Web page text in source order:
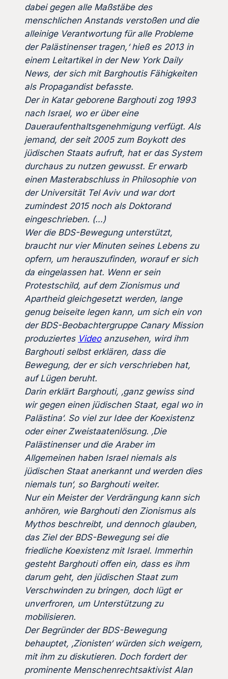
dabei gegen alle Maßstäbe des
menschlichen Anstands verstoßen und die
alleinige Verantwortung für alle Probleme
der Palästinenser tragen,‘ hieß es 2013 in
einem Leitartikel in der New York Daily
News, der sich mit Barghoutis Fähigkeiten
als Propagandist befasste.
Der in Katar geborene Barghouti zog 1993
nach Israel, wo er über eine
Daueraufenthaltsgenehmigung verfügt. Als
jemand, der seit 2005 zum Boykott des
jüdischen Staats aufruft, hat er das System
durchaus zu nutzen gewusst. Er erwarb
einen Masterabschluss in Philosophie von
der Universität Tel Aviv und war dort
zumindest 2015 noch als Doktorand
eingeschrieben. (…)
Wer die BDS-Bewegung unterstützt,
braucht nur vier Minuten seines Lebens zu
opfern, um herauszufinden, worauf er sich
da eingelassen hat. Wenn er sein
Protestschild, auf dem Zionismus und
Apartheid gleichgesetzt werden, lange
genug beiseite legen kann, um sich ein von
der BDS-Beobachtergruppe Canary Mission
produziertes Videoanzusehen, wird ihm
Barghouti selbst erklären, dass die
Bewegung, der er sich verschrieben hat,
auf Lügen beruht.
Darin erklärt Barghouti, ‚ganz gewiss sind
wir gegen einen jüdischen Staat, egal wo in
Palästina‘. So viel zur Idee der Koexistenz
oder einer Zweistaatenlösung. ‚Die
Palästinenser und die Araber im
Allgemeinen haben Israel niemals als
jüdischen Staat anerkannt und werden dies
niemals tun‘, so Barghouti weiter.
Nur ein Meister der Verdrängung kann sich
anhören, wie Barghouti den Zionismus als
Mythos beschreibt, und dennoch glauben,
das Ziel der BDS-Bewegung sei die
friedliche Koexistenz mit Israel. Immerhin
gesteht Barghouti offen ein, dass es ihm
darum geht, den jüdischen Staat zum
Verschwinden zu bringen, doch lügt er
unverfroren, um Unterstützung zu
mobilisieren.
Der Begründer der BDS-Bewegung
behauptet, ‚Zionisten‘ würden sich weigern,
mit ihm zu diskutieren. Doch fordert der
prominente Menschenrechtsaktivist Alan